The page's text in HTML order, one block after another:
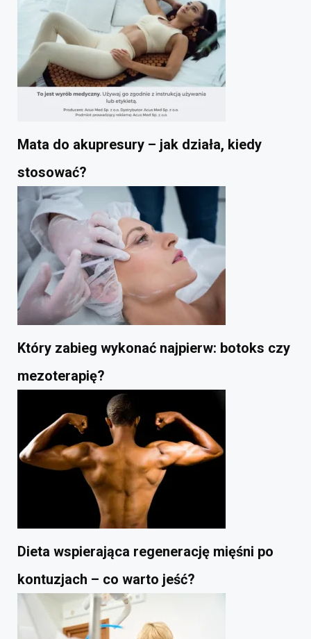
Mata do akupresury – jak działa, kiedy
stosować?
Który zabieg wykonać najpierw: botoks czy
mezoterapię?
Dieta wspierająca regenerację mięśni po
kontuzjach – co warto jeść?